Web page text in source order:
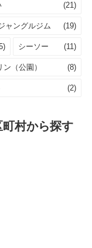
(21)
ャングルジム (19)
シーソー (11)
ン（公園） (8)
(2)
町村から探す